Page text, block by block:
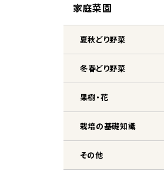
家庭菜園
夏秋どり野菜
冬春どり野菜
果樹・花
栽培の基礎知識
その他